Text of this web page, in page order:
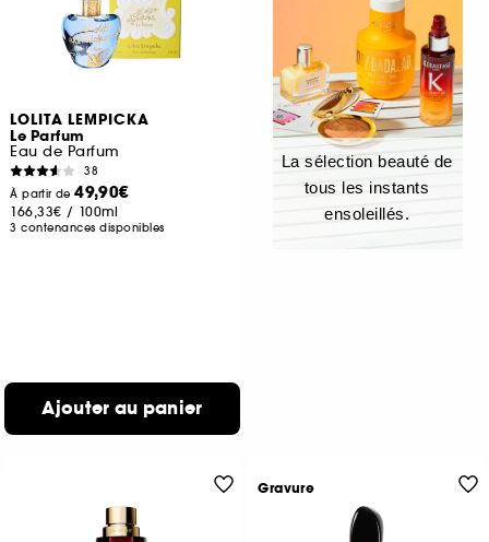
LOLITA LEMPICKA
Le Parfum
Eau de Parfum
38
À partir de49,90€
166,33€ / 100ml
3 contenances disponibles
Ajouter au panier
La sélection beauté de
tous les instants
ensoleillés.
Gravure